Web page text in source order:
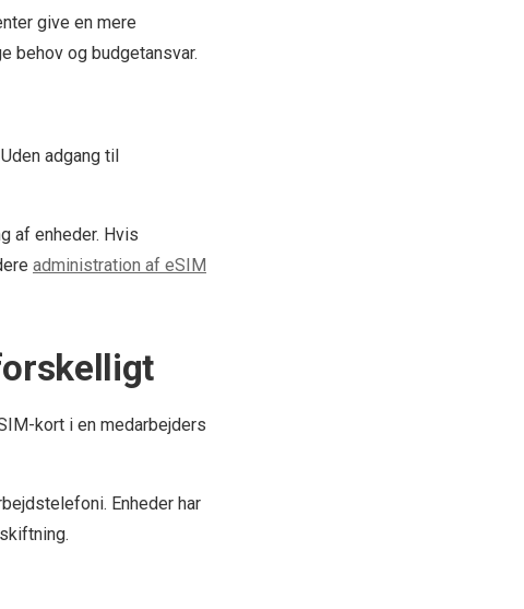
give en mere
behov og budgetansvar.
adgang til
af enheder. Hvis
administration af eSIM
kort i en medarbejders
Enheder har